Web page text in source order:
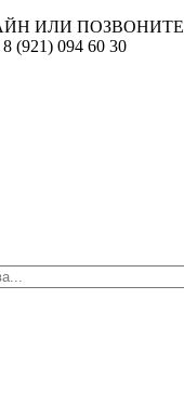
ИЛИ ПОЗВОНИТЕ
8 (921) 094 60 30